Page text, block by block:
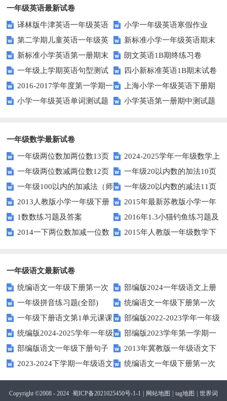
一年级英语最新试卷
译林版牛津英语一年级英语
1AB测试卷
小学一年级英语寒假作业
第二学期儿童英语一年级英
语期末试卷
新标准小学一年级英语期末
质量检测题
新标准小学英语第一册期末
测试题
朗文英语1B期终练习卷
一年级上学期英语句型测试
题
四小新标准英语1B期末试卷
2016-2017学年度第一学期一
起一年级英语期中试卷
上海小学一年级英语下册期
中试卷
小学一年级英语单词测试题 小学英语第一册期中测试题
一年级数学最新试卷
一年级两位数加两位数13页
2024-2025学年一年级数学上
册期末素养测评卷（考试版A4
人教版）
一年级两位数减两位数12页
一年级20以内数的加法10页
一年级100以内的加减法（师
版）
一年级20以内数的减法11页
2013人教版小学一年级下册
第三单元整理与复习（一）练习
题
2015年最新苏教版小学一年
级数学下册第一次月考试卷
1数数练习题及答案
2016年1.3小猫钓鱼练习题及
答案
2014一下两位数加减一位数
2015年人教版一年级数学下
一年级语文最新试卷
统编语文一年级下册第一次
月考测试题7
部编版2024一年级语文上册
第一单元检测卷
一年级拼音练习题(全部)
统编语文一年级下册第一次
月考测试题6
一年级下册语文第1单元课课
练
部编版2022-2023学年一年级
语文下册期中复习卷
统编版2024-2025学年一年级
语文上册期末巩固测试卷
部编版2023学年第一学期一
年级语文期中综合试卷
部编版语文一年级下册句子
专项训练
2013年冀教版一年级语文下
期末测试卷及答案
2023-2024下学期一年级语文
下册期末测试卷
统编语文一年级下册第一次
月考测试题4（无答案）
Copyright ©2008 - 2024 蜀ICP备2021025450号-1-1 | 网站地图 | tag地图 | 世界词